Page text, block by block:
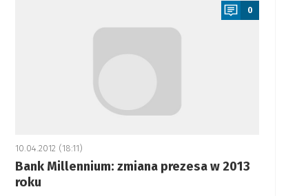
0
10.04.2012 (18:11)
Bank Millennium: zmiana prezesa w 2013
roku